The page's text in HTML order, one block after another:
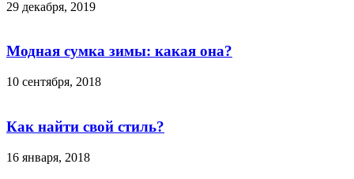
29 декабря, 2019
Модная сумка зимы: какая она?
10 сентября, 2018
Как найти свой стиль?
16 января, 2018